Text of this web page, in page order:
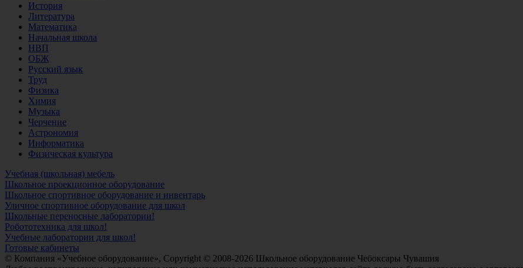
История
Литература
Математика
Начальная школа
НВП
ОБЖ
Русский язык
Труд
Физика
Химия
Музыка
Черчение
Астрономия
Информатика
Физическая культура
Учебная (школьная) мебель
Школьное проекционное оборудование
Школьное спортивное оборудование и инвентарь
Уличное спортивное оборудование для школ
Школьные переносные лаборатории!
Робототехника для школ!
Учебные лаборатории для школ!
Готовые кабинеты
© Компания «Учебное оборудование», Copyright © 2008-2026 Школьное оборудование Чебоксары Чувашия